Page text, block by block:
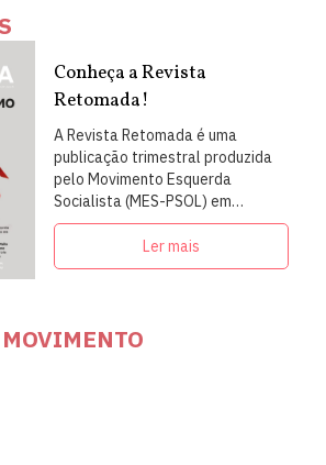
Conheça a Revista
Retomada!
A Revista Retomada é uma
publicação trimestral produzida
pelo Movimento Esquerda
Socialista (MES-PSOL) em
articulação com intelectuais,
militantes e artistas
Ler mais